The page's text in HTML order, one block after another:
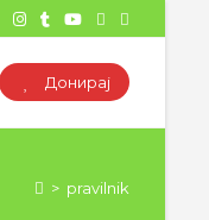
Донирај
> pravilnik